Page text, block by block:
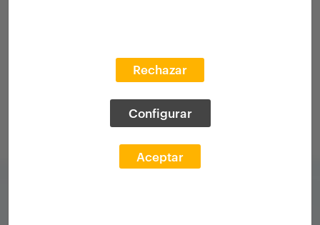
Rechazar
Configurar
Aceptar